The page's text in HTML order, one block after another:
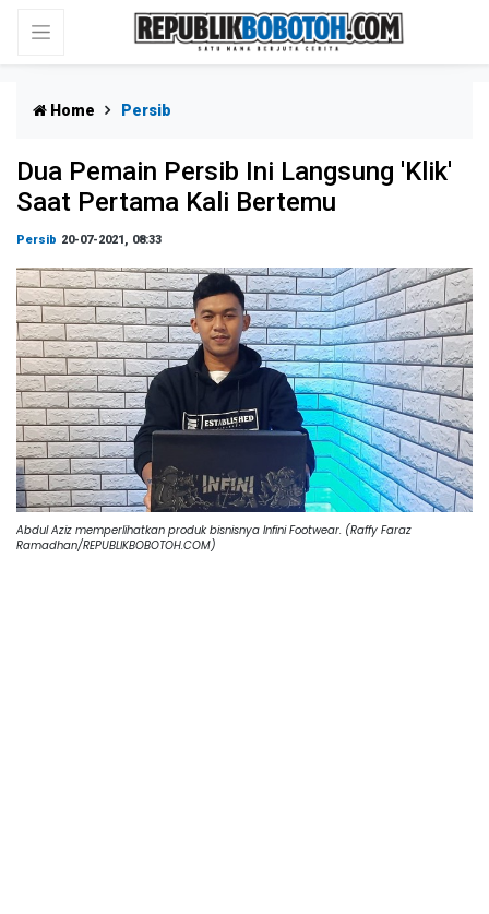
Home Persib
Dua Pemain Persib Ini Langsung 'Klik'
Saat Pertama Kali Bertemu
Persib 20-07-2021, 08:33
Abdul Aziz memperlihatkan produk bisnisnya Infini Footwear. (Raffy Faraz
Ramadhan/REPUBLIKBOBOTOH.COM)